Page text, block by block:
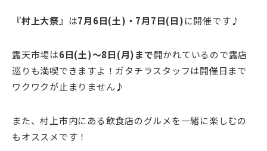
『村上大祭』 は7月6日(土)・7月7日(日)に開催です♪
露天市場は6日(土)～8日(月)まで開かれているので露店
巡りも満喫できますよ！ガタチラスタッフは開催日まで
ワクワクが止まりません♪
また、村上市内にある飲食店のグルメを一緒に楽しむの
もオススメです！